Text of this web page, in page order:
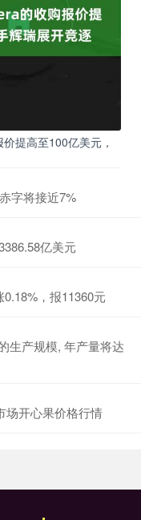
提高至100亿美元，
字将接近7%
亿美元
，报11360元
生产规模, 年产量将达
场开心果价格行情